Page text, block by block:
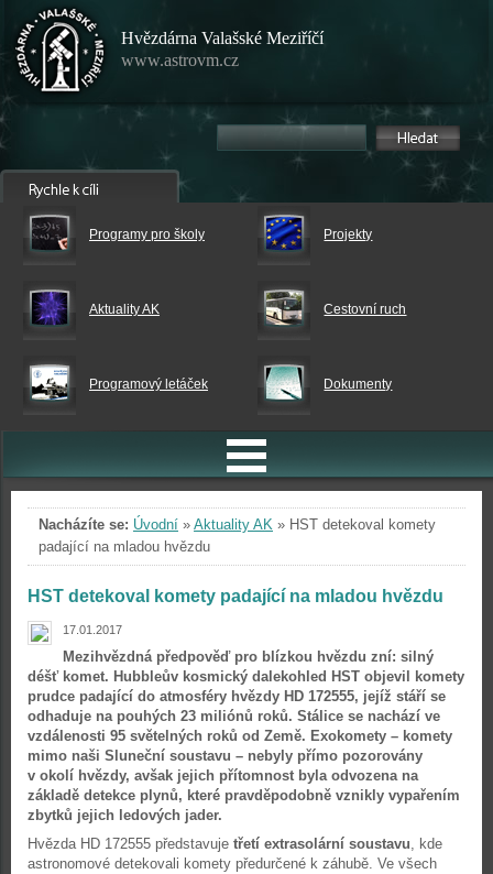
Hvězdárna Valašské Meziříčí
www.astrovm.cz
Programy pro školy Projekty
Aktuality AK Cestovní ruch
Programový letáček Dokumenty
Nacházíte se: Úvodní » Aktuality AK » HST detekoval komety
padající na mladou hvězdu
HST detekoval komety padající na mladou hvězdu
17.01.2017
Mezihvězdná předpověď pro blízkou hvězdu zní: silný
déšť komet. Hubbleův kosmický dalekohled HST objevil komety
prudce padající do atmosféry hvězdy HD 172555, jejíž stáří se
odhaduje na pouhých 23 miliónů roků. Stálice se nachází ve
vzdálenosti 95 světelných roků od Země. Exokomety – komety
mimo naši Sluneční soustavu – nebyly přímo pozorovány
v okolí hvězdy, avšak jejich přítomnost byla odvozena na
základě detekce plynů, které pravděpodobně vznikly vypařením
zbytků jejich ledových jader.
Hvězda HD 172555 představuje třetí extrasolární soustavu, kde
astronomové detekovali komety předurčené k záhubě. Ve všech